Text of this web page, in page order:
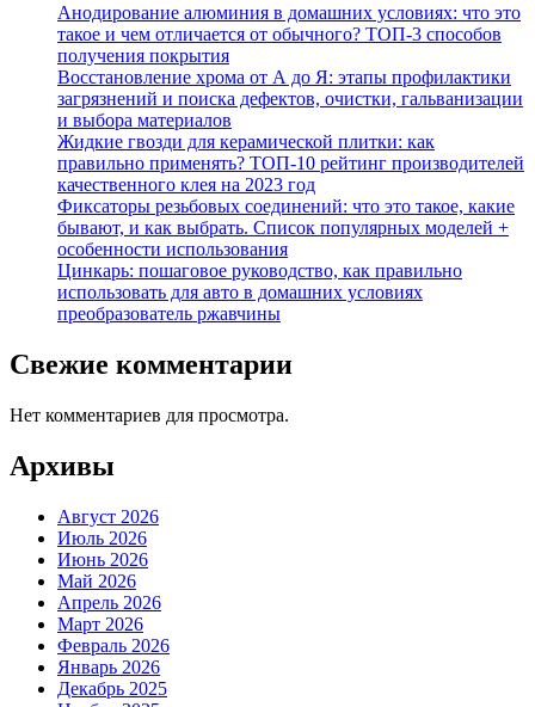
Анодирование алюминия в домашних условиях: что это
такое и чем отличается от обычного? ТОП-3 способов
получения покрытия
Восстановление хрома от А до Я: этапы профилактики
загрязнений и поиска дефектов, очистки, гальванизации
и выбора материалов
Жидкие гвозди для керамической плитки: как
правильно применять? ТОП-10 рейтинг производителей
качественного клея на 2023 год
Фиксаторы резьбовых соединений: что это такое, какие
бывают, и как выбрать. Список популярных моделей +
особенности использования
Цинкарь: пошаговое руководство, как правильно
использовать для авто в домашних условиях
преобразователь ржавчины
Свежие комментарии
Нет комментариев для просмотра.
Архивы
Август 2026
Июль 2026
Июнь 2026
Май 2026
Апрель 2026
Март 2026
Февраль 2026
Январь 2026
Декабрь 2025